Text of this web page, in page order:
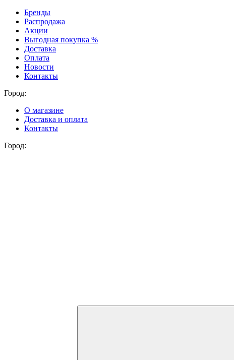
Бренды
Распродажа
Акции
Выгодная покупка %
Доставка
Оплата
Новости
Контакты
Город:
О магазине
Доставка и оплата
Контакты
Город: